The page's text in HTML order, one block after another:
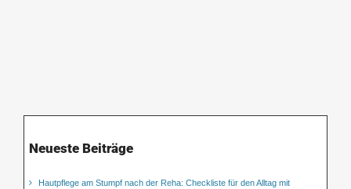
Neueste Beiträge
Hautpflege am Stumpf nach der Reha: Checkliste für den Alltag mit